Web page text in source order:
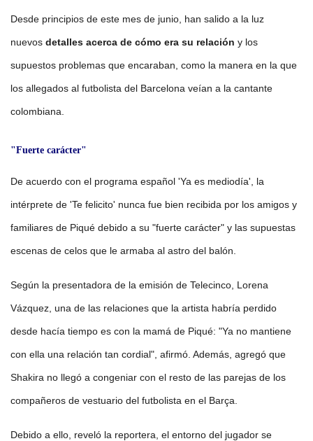
Desde principios de este mes de junio, han salido a la luz
nuevos detalles acerca de cómo era su relación y los
supuestos problemas que encaraban, como la manera en la que
los allegados al futbolista del Barcelona veían a la cantante
colombiana.
"Fuerte carácter"
De acuerdo con el programa español 'Ya es mediodía', la
intérprete de 'Te felicito' nunca fue bien recibida por los amigos y
familiares de Piqué debido a su "fuerte carácter" y las supuestas
escenas de celos que le armaba al astro del balón.
Según la presentadora de la emisión de Telecinco, Lorena
Vázquez, una de las relaciones que la artista habría perdido
desde hacía tiempo es con la mamá de Piqué: "Ya no mantiene
con ella una relación tan cordial", afirmó. Además, agregó que
Shakira no llegó a congeniar con el resto de las parejas de los
compañeros de vestuario del futbolista en el Barça.
Debido a ello, reveló la reportera, el entorno del jugador se